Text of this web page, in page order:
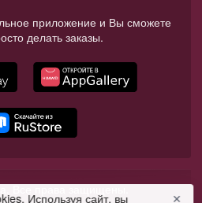
приложение и Вы сможете
делать заказы.
Все права защищены.
Используя сайт, вы ✕